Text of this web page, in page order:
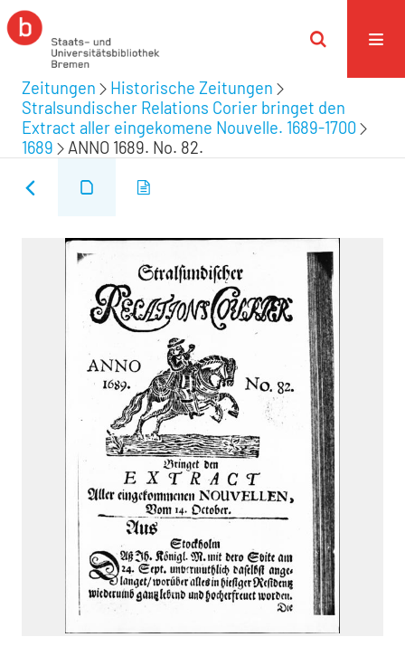
Zeitungen
Historische Zeitungen
Stralsundischer Relations Corier bringet den
Extract aller eingekomene Nouvelle. 1689-1700
1689
ANNO 1689. No. 82.